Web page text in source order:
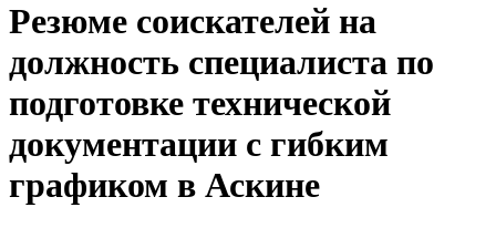
Резюме соискателей на
должность специалиста по
подготовке технической
документации с гибким
графиком в Аскине